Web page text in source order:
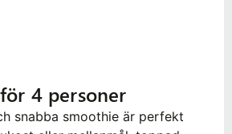
4 personer
snabba smoothie är perfekt